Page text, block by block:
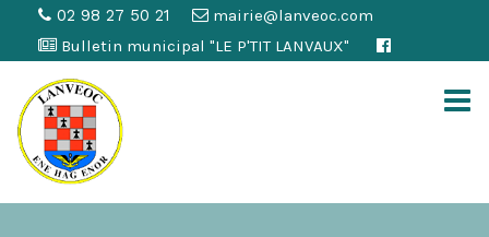
02 98 27 50 21
mairie@lanveoc.com
Bulletin municipal "LE P'TIT LANVAUX"